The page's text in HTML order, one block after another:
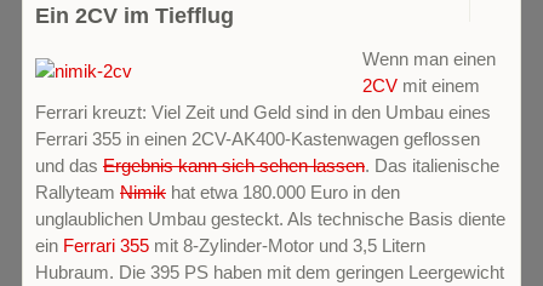
Ein 2CV im Tiefflug
Wenn man einen
2CV mit einem
Ferrari kreuzt: Viel Zeit und Geld sind in den Umbau eines
Ferrari 355 in einen 2CV-AK400-Kastenwagen geflossen
und das Ergebnis kann sich sehen lassen. Das italienische
Rallyteam Nimik hat etwa 180.000 Euro in den
unglaublichen Umbau gesteckt. Als technische Basis diente
ein Ferrari 355 mit 8-Zylinder-Motor und 3,5 Litern
Hubraum. Die 395 PS haben mit dem geringen Leergewicht